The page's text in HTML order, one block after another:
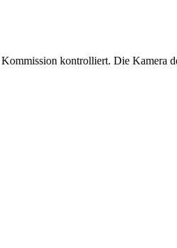
kontrolliert. Die Kamera